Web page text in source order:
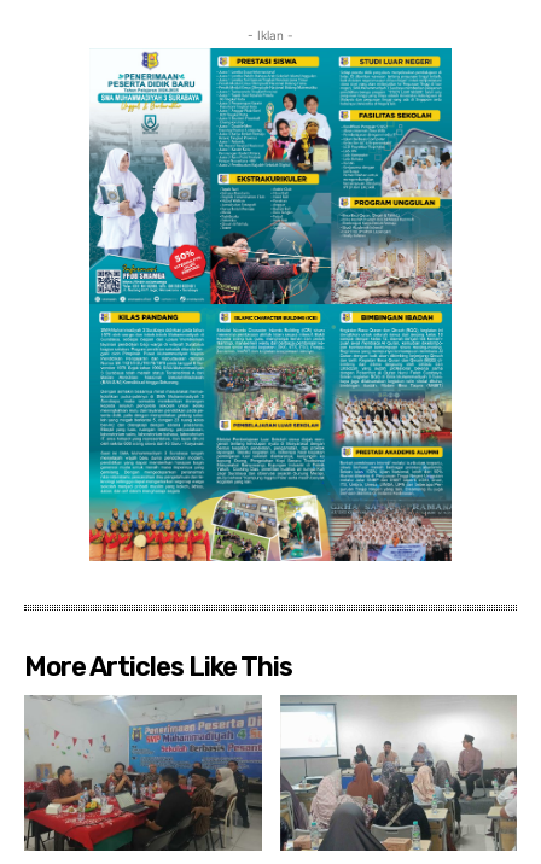
- Iklan -
More Articles Like This